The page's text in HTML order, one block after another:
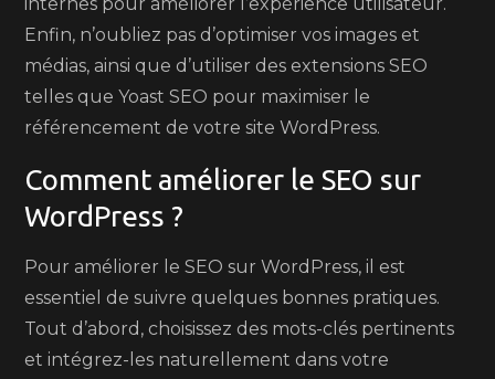
Enfin, n’oubliez pas d’optimiser vos images et
médias, ainsi que d’utiliser des extensions SEO
telles que Yoast SEO pour maximiser le
référencement de votre site WordPress.
Comment améliorer le SEO sur
WordPress ?
Pour améliorer le SEO sur WordPress, il est
essentiel de suivre quelques bonnes pratiques.
Tout d’abord, choisissez des mots-clés pertinents
et intégrez-les naturellement dans votre